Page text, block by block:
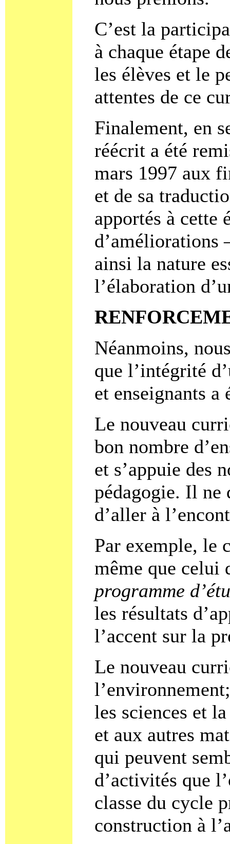
C’est la
à chaque étape
les élèves et le
attentes de ce
Finalement, en
réécrit a été
mars 1997 aux
et de sa
apportés à cette
d’améliorations
ainsi la nature
l’élaboration
Néanmoins,
que l’intégrité
et enseignants a
Le nouveau
bon nombre
et s’appuie des
pédagogie. Il ne
d’aller à
Par exemple, le
même que celui
programme
les résultats
l’accent sur la
Le nouveau
les sciences et
et aux autres
qui peuvent
d’activités que
classe du cycle
construction à